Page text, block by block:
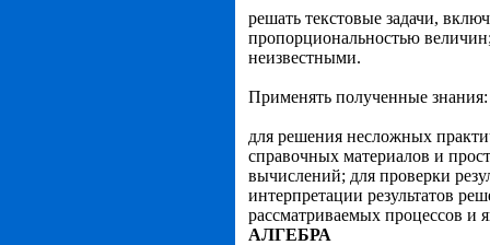
решать текстовые задачи,
пропорционально­стью
неизвестными.
Применять полученные знания:
для решения несложных
справочных материалов и
вычислений; для проверки
интерпретации результатов
рассматриваемых процессов и
АЛГЕБРА